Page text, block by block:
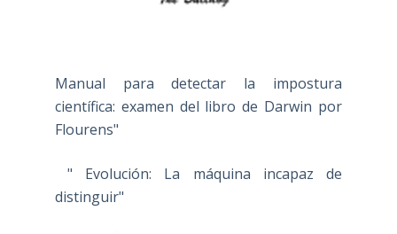
Manual para detectar la impostura
científica: examen del libro de Darwin por
Flourens"
" Evolución: La máquina incapaz de
distinguir"